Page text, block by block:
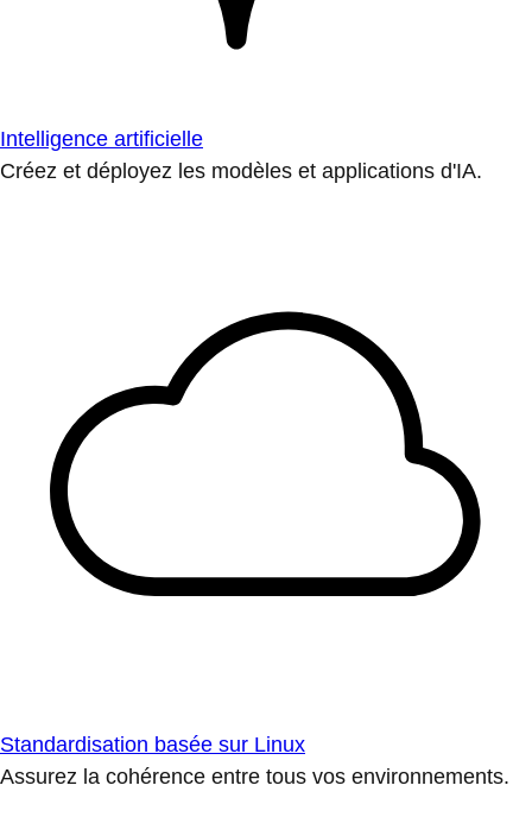
Intelligence artificielle
Créez et déployez les modèles et applications d'IA.
Standardisation basée sur Linux
Assurez la cohérence entre tous vos environnements.